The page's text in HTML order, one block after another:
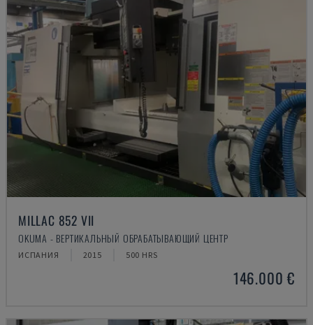
MILLAC 852 VII
OKUMA - ВЕРТИКАЛЬНЫЙ ОБРАБАТЫВАЮЩИЙ ЦЕНТР
ИСПАНИЯ 2015 500 HRS
146.000 €